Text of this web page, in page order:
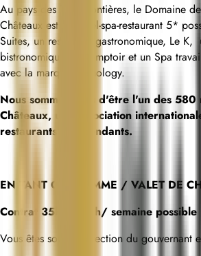
Au pays des Trois frontières, le Domaine
Châteaux est un hôtel-spa-restaurant 5*
Suites, un restaurant gastronomique, Le K,
bistronomique, le Komptoir et un Spa
avec la marque Gemology.
Nous sommes fiers d'être l'un des 580
Châteaux, une association
restaurants indépendants.
EN TANT QUE FEMME / VALET DE
Contrat 35h ou 30h/ semaine possible
Vous êtes sous la direction du gouvernant